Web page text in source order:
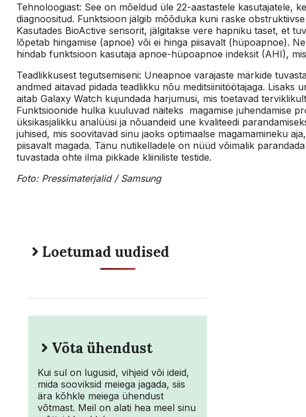
Tehnoloogiast: See on mõeldud üle 22-aastastele kasutajatele,
diagnoositud. Funktsioon jälgib mõõduka kuni raske
Kasutades BioActive sensorit, jälgitakse vere hapniku taset, et
lõpetab hingamise (apnoe) või ei hinga piisavalt (hüpoapnoe).
hindab funktsioon kasutaja apnoe-hüpoapnoe indeksit (AHI),
Teadlikkusest tegutsemiseni: Uneapnoe varajaste märkide
andmed aitavad pidada teadlikku nõu meditsiinitöötajaga. Lisaks
aitab Galaxy Watch kujundada harjumusi, mis toetavad
Funktsioonide hulka kuuluvad näiteks magamise juhendamise
üksikasjalikku analüüsi ja nõuandeid une kvaliteedi
juhised, mis soovitavad sinu jaoks optimaalse magamamineku
piisavalt magada. Tänu nutikelladele on nüüd võimalik
tuvastada ohte ilma pikkade kliiniliste testide.
Foto: Pressimaterjalid / Samsung
Loetumad uudised
Võta ühendust
Kui sul on lugusid, vihjeid või ideid,
mida sooviksid meiega jagada, siis
ära kõhkle meiega ühendust
võtmast. Meil on alati hea meel sinu